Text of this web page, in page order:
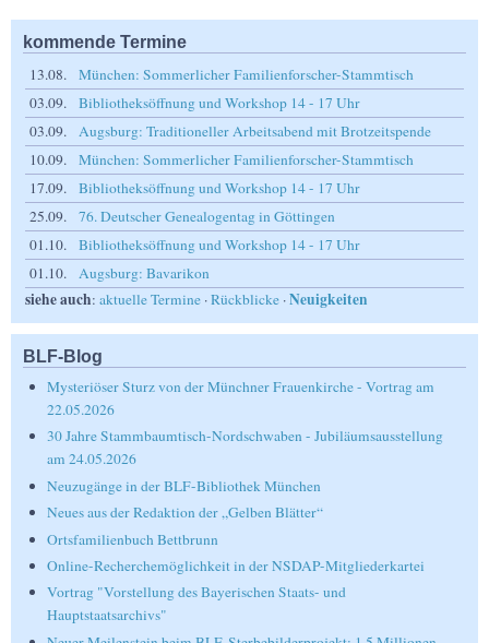
kommende Termine
13.08.
München: Sommerlicher Familienforscher-Stammtisch
03.09.
Bibliotheksöffnung und Workshop 14 - 17 Uhr
03.09.
Augsburg: Traditioneller Arbeitsabend mit Brotzeitspende
10.09.
München: Sommerlicher Familienforscher-Stammtisch
17.09.
Bibliotheksöffnung und Workshop 14 - 17 Uhr
25.09.
76. Deutscher Genealogentag in Göttingen
01.10.
Bibliotheksöffnung und Workshop 14 - 17 Uhr
01.10.
Augsburg: Bavarikon
siehe auch: aktuelle Termine ·Rückblicke ·Neuigkeiten
BLF-Blog
Mysteriöser Sturz von der Münchner Frauenkirche - Vortrag am
22.05.2026
30 Jahre Stammbaumtisch-Nordschwaben - Jubiläumsausstellung
am 24.05.2026
Neuzugänge in der BLF-Bibliothek München
Neues aus der Redaktion der „Gelben Blätter“
Ortsfamilienbuch Bettbrunn
Online-Recherchemöglichkeit in der NSDAP-Mitgliederkartei
Vortrag "Vorstellung des Bayerischen Staats- und
Hauptstaatsarchivs"